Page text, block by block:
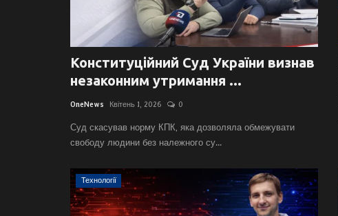
Конституційний Суд України визнав
незаконним утримання ...
OneNews Квітень 1, 2026 0
Суд скасував норму КПК, яка дозволяла обмежувати
свободу людини без належного су...
Технології